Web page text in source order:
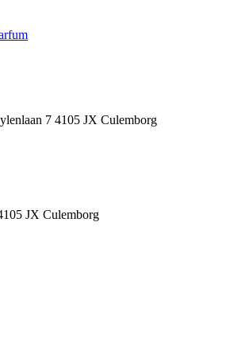
7 4105 JX Culemborg
JX Culemborg